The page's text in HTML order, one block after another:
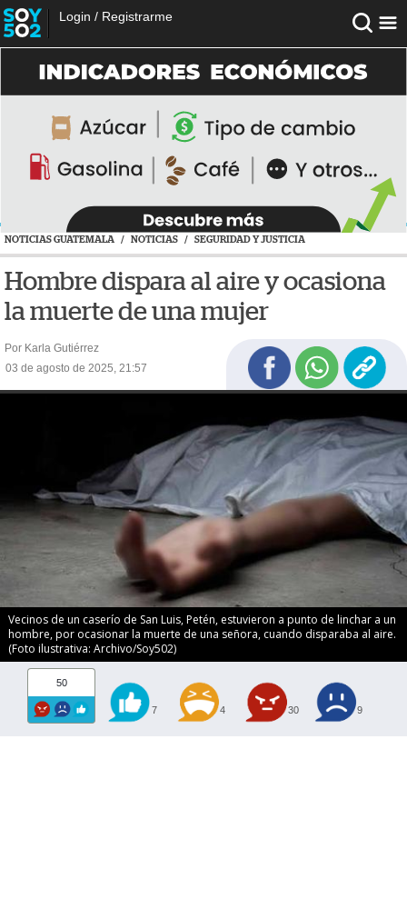
Login / Registrarme
NOTICIAS GUATEMALA / NOTICIAS / SEGURIDAD Y JUSTICIA
Hombre dispara al aire y ocasiona
la muerte de una mujer
Por Karla Gutiérrez
03 de agosto de 2025, 21:57
Vecinos de un caserío de San Luis, Petén, estuvieron a punto de linchar a un
hombre, por ocasionar la muerte de una señora, cuando disparaba al aire.
(Foto ilustrativa: Archivo/Soy502)
50
7 4 30 9